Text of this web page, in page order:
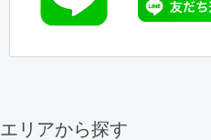
エリアから探す